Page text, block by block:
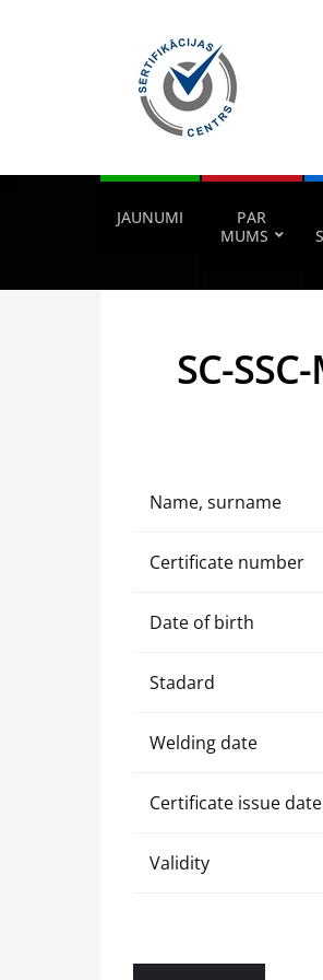
JAUNUMI
PAR
MUMS
SC-
Name, surname
Certificate number
Date of birth
Stadard
Welding date
Certificate issue date
Validity